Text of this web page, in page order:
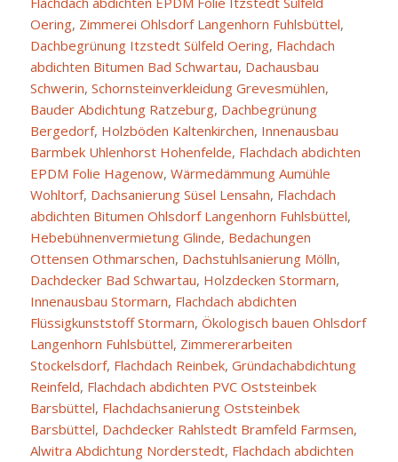
Oering, Zimmerei Ohlsdorf Langenhorn Fuhlsbüttel,
Dachbegrünung Itzstedt Sülfeld Oering, Flachdach
abdichten Bitumen Bad Schwartau, Dachausbau
Schwerin, Schornsteinverkleidung Grevesmühlen,
Bauder Abdichtung Ratzeburg, Dachbegrünung
Bergedorf, Holzböden Kaltenkirchen, Innenausbau
Barmbek Uhlenhorst Hohenfelde, Flachdach abdichten
EPDM Folie Hagenow, Wärmedämmung Aumühle
Wohltorf, Dachsanierung Süsel Lensahn, Flachdach
abdichten Bitumen Ohlsdorf Langenhorn Fuhlsbüttel,
Hebebühnenvermietung Glinde, Bedachungen
Ottensen Othmarschen, Dachstuhlsanierung Mölln,
Dachdecker Bad Schwartau, Holzdecken Stormarn,
Innenausbau Stormarn, Flachdach abdichten
Flüssigkunststoff Stormarn, Ökologisch bauen Ohlsdorf
Langenhorn Fuhlsbüttel, Zimmererarbeiten
Stockelsdorf, Flachdach Reinbek, Gründachabdichtung
Reinfeld, Flachdach abdichten PVC Oststeinbek
Barsbüttel, Flachdachsanierung Oststeinbek
Barsbüttel, Dachdecker Rahlstedt Bramfeld Farmsen,
Alwitra Abdichtung Norderstedt, Flachdach abdichten